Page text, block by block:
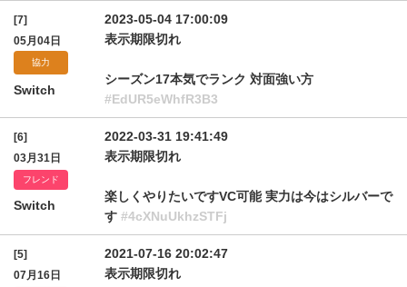
[7]
05月04日
協力
Switch
2023-05-04 17:00:09
表示期限切れ
シーズン17本気でランク 対面強い方
#EdUR5eWhfR3B3
[6]
03月31日
フレンド
Switch
2022-03-31 19:41:49
表示期限切れ
楽しくやりたいですVC可能 実力は今はシルバーで
す #4cXNuUkhzSTFj
[5]
07月16日
2021-07-16 20:02:47
表示期限切れ